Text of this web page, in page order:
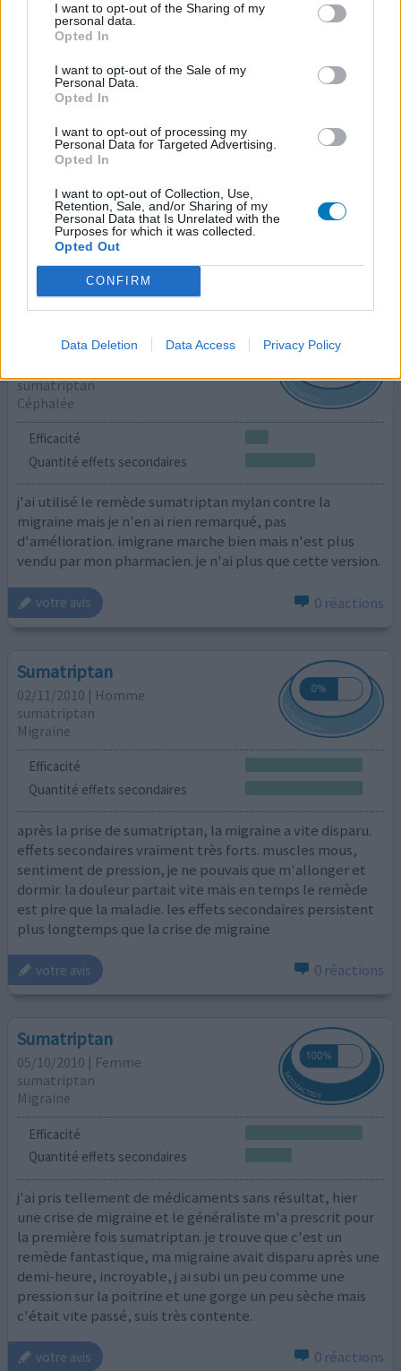
I want to opt-out of the Sharing of my
personal data.
Opted In
I want to opt-out of the Sale of my
Personal Data.
Opted In
I want to opt-out of processing my
Personal Data for Targeted Advertising.
Opted In
I want to opt-out of Collection, Use,
Retention, Sale, and/or Sharing of my
Personal Data that Is Unrelated with the
Purposes for which it was collected.
Opted Out
CONFIRM
Data Deletion Data Access Privacy Policy
08/11/2010 | Femme
sumatriptan
Efficacité
la migraine a disparu entre 30 et 50 minutes mais les
impression d'être oppressée, comme si on serre la gorge.
un constant sentiment d'endormissement dans les bras
et jambes. donc c'est choisir entre 2 maux !!
votre avis
Sumatriptan
sumatriptan
Céphalée
Efficacité
Quantité effets secondaires
j'ai utilisé le remède sumatriptan mylan contre la
migraine mais je n'en ai rien remarqué, pas
d'amélioration. imigrane marche bien mais n'est plus
vendu par mon pharmacien. je n'ai plus que cette version.
votre avis 0 réactions
Sumatriptan
02/11/2010 | Homme
sumatriptan
Migraine
Efficacité
Quantité effets secondaires
après la prise de sumatriptan, la migraine a vite disparu.
effets secondaires vraiment très forts. muscles mous,
sentiment de pression, je ne pouvais que m'allonger et
dormir. la douleur partait vite mais en temps le remède
est pire que la maladie. les effets secondaires persistent
plus longtemps que la crise de migraine
votre avis 0 réactions
Sumatriptan
05/10/2010 | Femme
sumatriptan
Migraine
Efficacité
Quantité effets secondaires
j'ai pris tellement de médicaments sans résultat, hier
une crise de migraine et le généraliste m'a prescrit pour
la première fois sumatriptan. je trouve que c'est un
remède fantastique, ma migraine avait disparu après une
demi-heure, incroyable, j ai subi un peu comme une
pression sur la poitrine et une gorge un peu sèche mais
c'était vite passé, suis très contente.
votre avis 0 réactions